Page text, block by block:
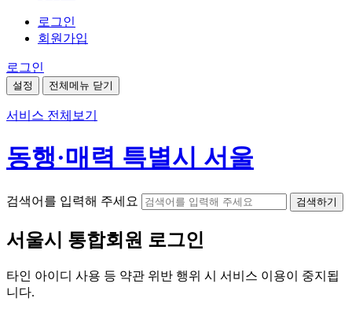
로그인
회원가입
로그인
설정 전체메뉴 닫기
서비스 전체보기
동행·매력 특별시 서울
검색어를 입력해 주세요 검색하기
서울시 통합회원 로그인
타인 아이디 사용 등 약관 위반 행위 시 서비스 이용이 중지됩
니다.